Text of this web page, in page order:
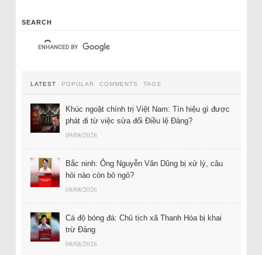
SEARCH
LATEST POPULAR COMMENTS TAGS
Khúc ngoặt chính trị Việt Nam: Tín hiệu gì được
phát đi từ việc sửa đổi Điều lệ Đảng?
09/08/2026
Bắc ninh: Ông Nguyễn Văn Dũng bị xử lý, câu
hỏi nào còn bỏ ngỏ?
08/08/2026
Cá độ bóng đá: Chủ tịch xã Thanh Hóa bị khai
trừ Đảng
08/08/2026